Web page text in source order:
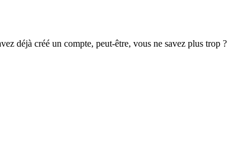
déjà créé un compte, peut-être, vous ne savez plus trop ?